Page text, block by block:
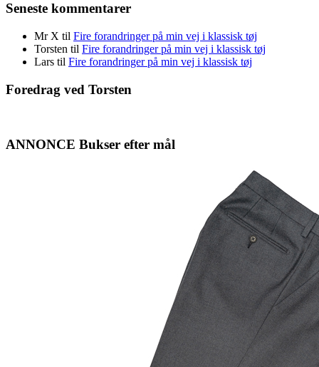
Seneste kommentarer
Mr X til Fire forandringer på min vej i klassisk tøj
Torsten til Fire forandringer på min vej i klassisk tøj
Lars til Fire forandringer på min vej i klassisk tøj
Foredrag ved Torsten
ANNONCE Bukser efter mål